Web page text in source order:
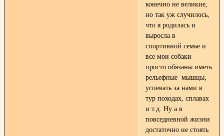
конечно не великие,
но так уж случилось,
что я родилась и
выросла в
спортивной семье и
все мои собаки
просто обязаны иметь
рельефные мышцы,
успевать за нами в
тур походах, сплавах
и т.д. Ну а в
повседневной жизни
достаточно не стоять